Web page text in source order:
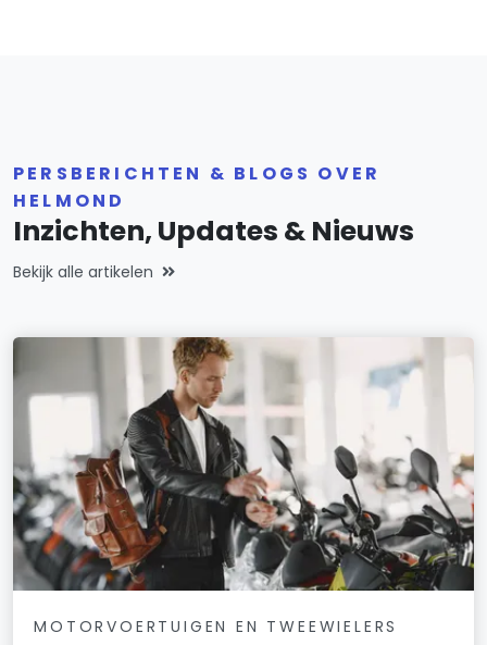
PERSBERICHTEN & BLOGS OVER
HELMOND
Inzichten, Updates & Nieuws
Bekijk alle artikelen
MOTORVOERTUIGEN EN TWEEWIELERS